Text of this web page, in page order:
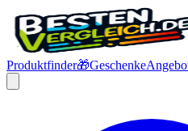
Produktfinder🎁Geschenke